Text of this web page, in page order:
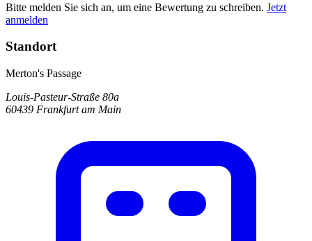
Bitte melden Sie sich an, um eine Bewertung zu schreiben. Jetzt
anmelden
Standort
Merton's Passage
Louis-Pasteur-Straße 80a
60439 Frankfurt am Main